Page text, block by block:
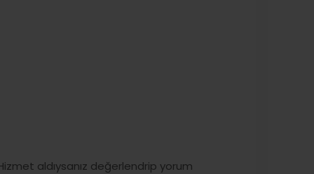
aldıysanız değerlendrip yorum